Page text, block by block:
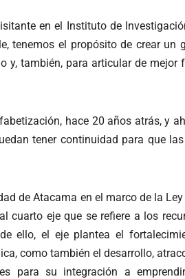
en el Instituto de
tenemos el propósito de crear
también, para articular de
hace 20 años atrás, y
tener continuidad para que
de Atacama en el marco de la
cuarto eje que se refiere a los
ello, el eje plantea el
como también el desarrollo,
para su integración a